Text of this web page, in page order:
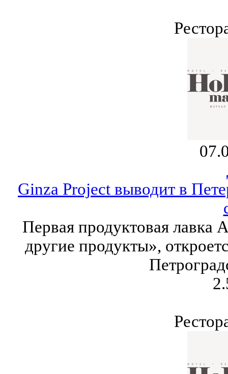
Ginza Project выводит в
Первая продуктовая
другие продукты»,